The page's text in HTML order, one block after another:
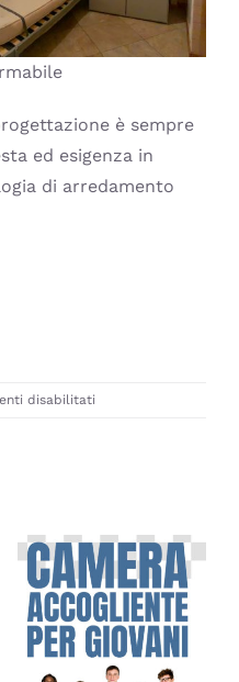
è sempre
ed esigenza in
di arredamento
disabilitati